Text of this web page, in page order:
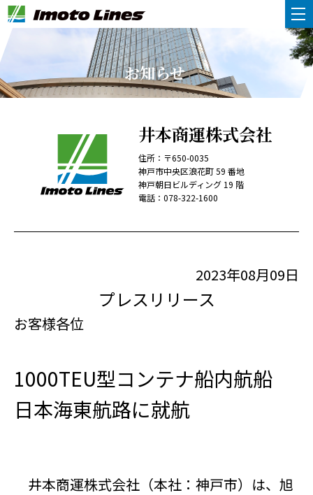
お知らせ
井本商運株式会社
住所：〒650-0035
神戸市中央区浪花町 59 番地
神戸朝日ビルディング 19 階
電話： 078-322-1600
2023年08月09日
プレスリリース
お客様各位
1000TEU型コンテナ船内航船
日本海東航路に就航
井本商運株式会社（本社：神戸市）は、旭